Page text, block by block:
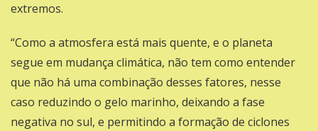
extremos.
“Como a atmosfera está mais quente, e o planeta
segue em mudança climática, não tem como entender
que não há uma combinação desses fatores, nesse
caso reduzindo o gelo marinho, deixando a fase
negativa no sul, e permitindo a formação de ciclones